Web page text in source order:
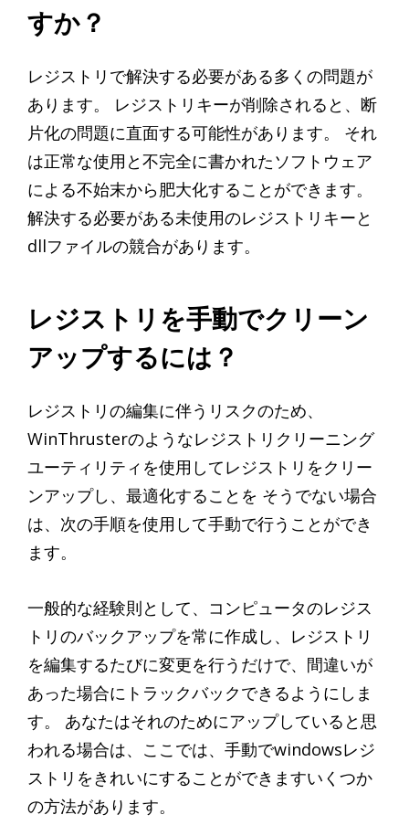
すか？
レジストリで解決する必要がある多くの問題が
あります。 レジストリキーが削除されると、断
片化の問題に直面する可能性があります。 それ
は正常な使用と不完全に書かれたソフトウェア
による不始末から肥大化することができます。
解決する必要がある未使用のレジストリキーと
dllファイルの競合があります。
レジストリを手動でクリーン
アップするには？
レジストリの編集に伴うリスクのため、
WinThrusterのようなレジストリクリーニング
ユーティリティを使用してレジストリをクリー
ンアップし、最適化することを そうでない場合
は、次の手順を使用して手動で行うことができ
ます。
一般的な経験則として、コンピュータのレジス
トリのバックアップを常に作成し、レジストリ
を編集するたびに変更を行うだけで、間違いが
あった場合にトラックバックできるようにしま
す。 あなたはそれのためにアップしていると思
われる場合は、ここでは、手動でwindowsレジ
ストリをきれいにすることができますいくつか
の方法があります。